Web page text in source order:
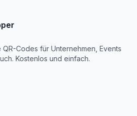
Codes für Unternehmen, Events
Kostenlos und einfach.